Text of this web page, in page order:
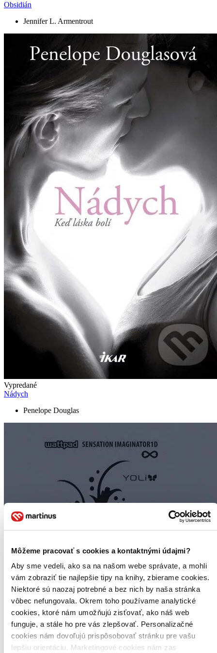
Môžeme pracovať s cookies a kontaktnými údajmi?
Aby sme vedeli, ako sa na našom webe správate, a mohli
vám zobraziť tie najlepšie tipy na knihy, zbierame cookies.
Niektoré sú naozaj potrebné a bez nich by naša stránka
vôbec nefungovala. Okrem toho používame analytické
cookies, ktoré nám umožňujú zisťovať, ako náš web
funguje, a stále ho pre vás zlepšovať. Personalizačné
cookies nám dovoľujú prispôsobovať stránku pre vašu
lepšiu orientáciu. Marketingové cookies nám zas
Obsidián
Jennifer L. Armentrout
Vypredané
Nádych
Penelope Douglas